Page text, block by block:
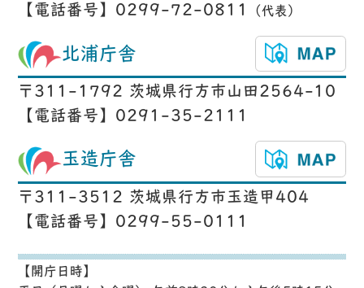
【電話番号】0299-72-0811
（代表）
北浦庁舎
〒311-1792 茨城県行方市山田2564-10
【電話番号】0291-35-2111
玉造庁舎
〒311-3512 茨城県行方市玉造甲404
【電話番号】0299-55-0111
【開庁日時】